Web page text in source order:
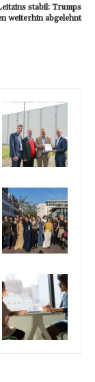
stabil: Trumps
weiterhin abgelehnt